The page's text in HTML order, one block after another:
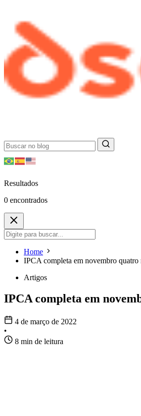
Resultados
0 encontrados
Home
IPCA completa em novembro quatro
Artigos
IPCA completa em
4 de março de 2022
•
8 min de leitura